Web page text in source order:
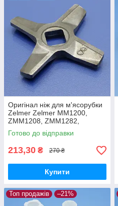
Оригінал ніж для м'ясорубки
Zelmer Zelmer MM1200,
ZMM1208, ZMM1282,
ZMM1283, ZMM1284,
ZMM1288, ZMM1289,
ZMM1298
Готово до відправки
213,30 ₴ 270 ₴
Купити
Топ продажів –21%